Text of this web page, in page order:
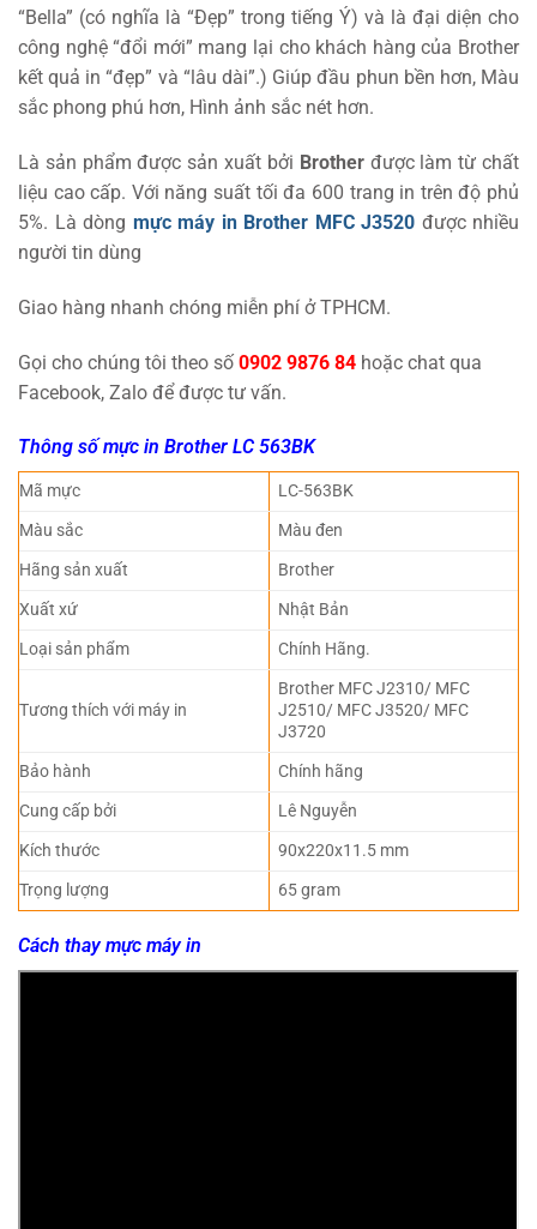
“Bella” (có nghĩa là “Đẹp” trong tiếng Ý) và là đại diện cho
công nghệ “đổi mới” mang lại cho khách hàng của Brother
kết quả in “đẹp” và “lâu dài”.) Giúp đầu phun bền hơn, Màu
sắc phong phú hơn, Hình ảnh sắc nét hơn.
Là sản phẩm được sản xuất bởi Brotherđược làm từ chất
liệu cao cấp. Với năng suất tối đa 600 trang in trên độ phủ
5%. Là dòng mực máy in Brother MFC J3520 được nhiều
người tin dùng
Giao hàng nhanh chóng miễn phí ở TPHCM.
Gọi cho chúng tôi theo số 0902 9876 84 hoặc chat qua
Facebook, Zalo để được tư vấn.
Thông số mực in Brother LC 563BK
Mã mực
LC-563BK
Màu sắc
Màu đen
Hãng sản xuất
Brother
Xuất xứ
Nhật Bản
Loại sản phẩm
Chính Hãng.
Tương thích với máy in
Brother MFC J2310/ MFC
J2510/ MFC J3520/ MFC
J3720
Bảo hành
Chính hãng
Cung cấp bởi
Lê Nguyễn
Kích thước
90x220x11.5 mm
Trọng lượng
65 gram
Cách thay mực máy in